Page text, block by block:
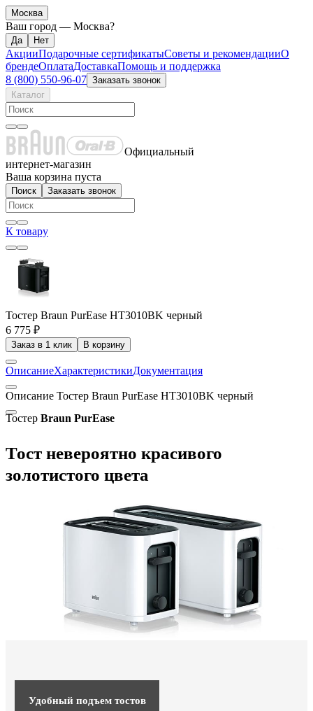
Москва
Ваш город — Москва?
АкцииПодарочные сертификатыСоветы и рекомендацииО
брендеОплатаДоставкаПомощь и поддержка
8 (800) 550-96-07 Заказать звонок
Каталог
Официальный
интернет-магазин
Ваша корзина пуста
Поиск Заказать звонок
К товару
Тостер Braun PurEase HT3010BK черный
6 775 ₽
Заказ в 1 клик В корзину
ОписаниеХарактеристикиДокументация
Описание Тостер Braun PurEase HT3010BK черный
Тостер Braun PurEase
Тост невероятно красивого
золотистого цвета
Удобный подъем тостов